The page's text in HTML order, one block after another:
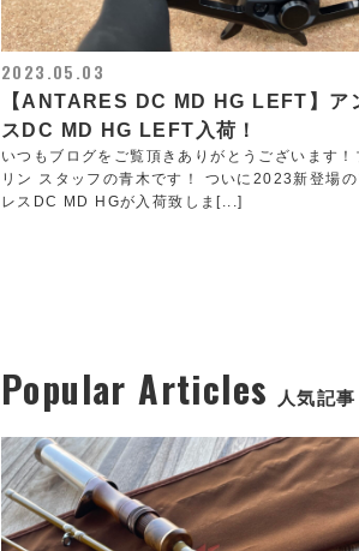
2023.05.03
【ANTARES DC MD HG LEFT】ア
スDC MD HG LEFT入荷！
いつもブログをご覧頂きありがとうございます！
リン スタッフの青木です！ ついに2023新登場の
レスDC MD HGが入荷致しま[...]
Popular Articles 人気記事